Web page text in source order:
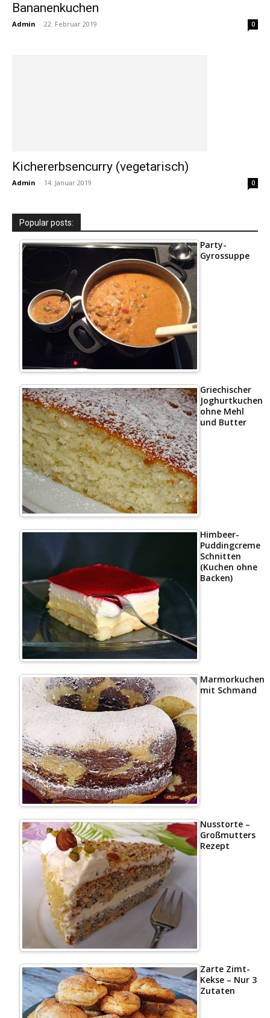
Bananenkuchen
Admin - 22. Februar 2019 0
Kichererbsencurry (vegetarisch)
Admin - 14. Januar 2019 0
Popular posts:
Party-
Gyrossuppe
Griechischer
Joghurtkuchen
ohne Mehl
und Butter
Himbeer-
Puddingcreme
Schnitten
(Kuchen ohne
Backen)
Marmorkuchen
mit Schmand
Nusstorte –
Großmutters
Rezept
Zarte Zimt-
Kekse – Nur 3
Zutaten